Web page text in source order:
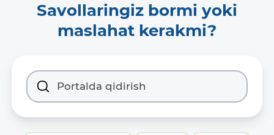
Savollaringiz bormi yoki
maslahat kerakmi?